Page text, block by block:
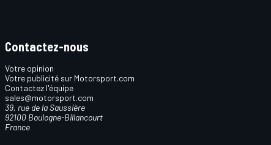
Contactez-nous
Votre opinion
Votre publicité sur Motorsport.com
Contactez l'équipe
sales@motorsport.com
39, rue de la Saussière
92100 Boulogne-Billancourt
France